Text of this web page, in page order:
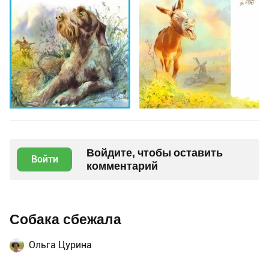
Войти
Войдите, чтобы оставить
комментарий
Собака сбежала
Ольга Цурина